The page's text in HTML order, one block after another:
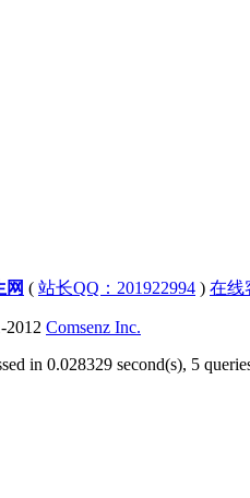
网 ( 站长QQ：201922994 ) 在线
2012 Comsenz Inc.
in 0.028329 second(s), 5